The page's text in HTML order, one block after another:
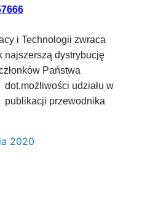
i Technologii zwraca
najszerszą dystrybucję
łonków Państwa
udziału w
publikacji przewodnika
2020